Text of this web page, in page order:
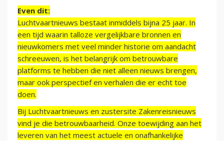
Even dit:
Luchtvaartnieuws bestaat inmiddels bijna 25 jaar. In
een tijd waarin talloze vergelijkbare bronnen en
nieuwkomers met veel minder historie om aandacht
schreeuwen, is het belangrijk om betrouwbare
platforms te hebben die niet alleen nieuws brengen,
maar ook perspectief en verhalen die er echt toe
doen.
Bij Luchtvaartnieuws en zustersite Zakenreisnieuws
vind je die betrouwbaarheid. Onze toewijding aan het
leveren van het meest actuele en onafhankelijke